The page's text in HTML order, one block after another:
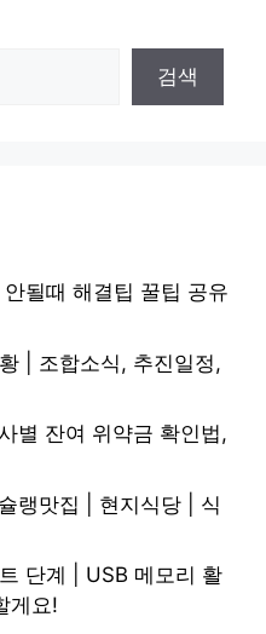
검색
될때 해결팁 꿀팁 공유
| 조합소식, 추진일정,
별 잔여 위약금 확인법,
랭맛집 | 현지식당 | 식
단계 | USB 메모리 활
게요!